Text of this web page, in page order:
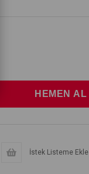
İstek Listeme Ekle